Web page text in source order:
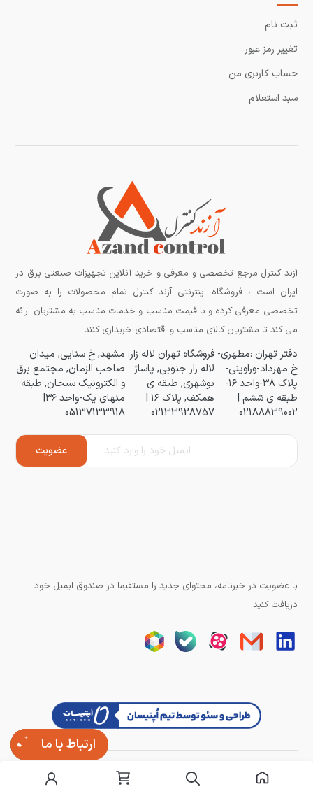
ارتباط با ما
ثبت نام
تغییر رمز عبور
حساب کاربری من
سبد استعلام
آزند کنترل مرجع تخصصی و معرفی و خرید آنلاین تجهیزات صنعتی برق در
ایران است ، فروشگاه اینترنتی آزند کنترل تمام محصولات را به صورت
تخصصی معرفی کرده و با قیمت مناسب و خدمات مناسب به مشتریان ارائه
می کند تا مشتریان کالای مناسب و اقتصادی خریداری کنند .
دفتر تهران :مطهری-
خ مهرداد-وراوینی-
پلاک ۳۸-واحد ۱۶-
طبقه ی ششم |
02188839002
فروشگاه تهران لاله زار:
لاله زار جنوبی, پاساژ
بوشهری, طبقه ی
همکف, پلاک ۱۶ |
02133928757
مشهد, خ سنایی, میدان
صاحب الزمان, مجتمع برق
و الکترونیک سبحان, طبقه
منهای یک-واحد ۳۶|
05137133918
با عضویت در خبرنامه، محتوای جدید را مستقیما در صندوق ایمیل خود
دریافت کنید.